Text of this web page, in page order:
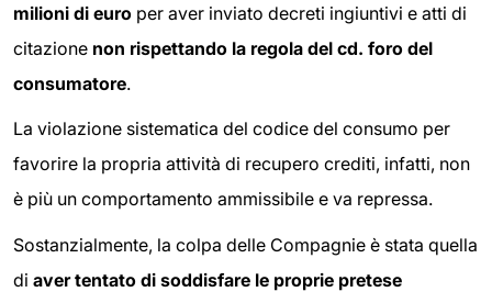
milioni di euro per aver inviato decreti ingiuntivi e atti di
citazione non rispettando la regola del cd. foro del
consumatore.
La violazione sistematica del codice del consumo per
favorire la propria attività di recupero crediti, infatti, non
è più un comportamento ammissibile e va repressa.
Sostanzialmente, la colpa delle Compagnie è stata quella
di aver tentato di soddisfare le proprie pretese